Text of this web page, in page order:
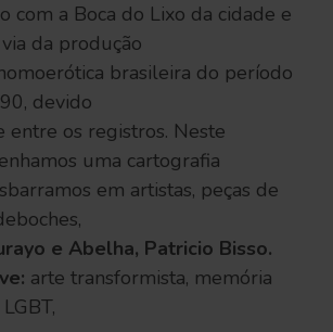
com a Boca do Lixo da cidade e
da produção
brasileira do período
devido
entre os registros. Neste
uma cartografia
em artistas, peças de
e Abelha, Patricio Bisso.
arte transformista, memória